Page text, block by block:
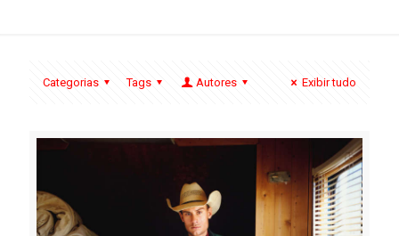
Categorias Tags Autores Exibir tudo